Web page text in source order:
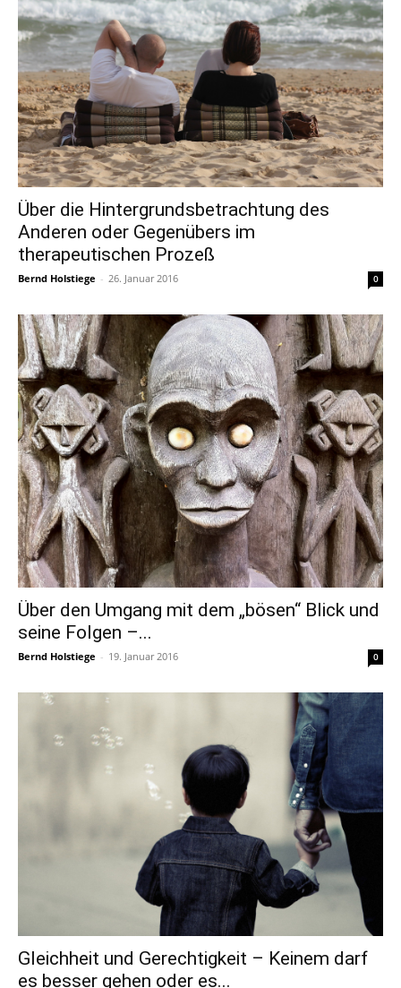
Über die Hintergrundsbetrachtung des
Anderen oder Gegenübers im
therapeutischen Prozeß
Bernd Holstiege - 26. Januar 2016 0
Über den Umgang mit dem „bösen“ Blick und
seine Folgen –...
Bernd Holstiege - 19. Januar 2016 0
Gleichheit und Gerechtigkeit – Keinem darf
es besser gehen oder es...